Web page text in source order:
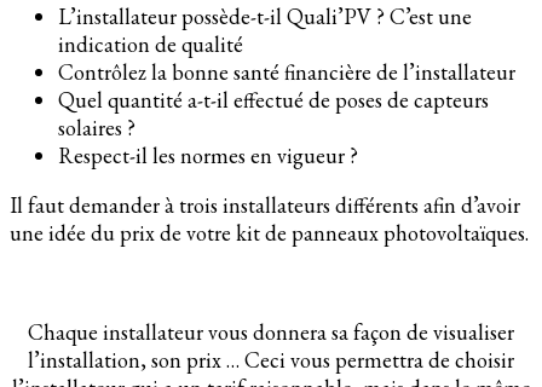
L’installateur possède-t-il Quali’PV ? C’est une
indication de qualité
Contrôlez la bonne santé financière de l’installateur
Quel quantité a-t-il effectué de poses de capteurs
solaires ?
Respect-il les normes en vigueur ?
Il faut demander à trois installateurs différents afin d’avoir
une idée du prix de votre kit de panneaux photovoltaïques.
Chaque installateur vous donnera sa façon de visualiser
l’installation, son prix … Ceci vous permettra de choisir